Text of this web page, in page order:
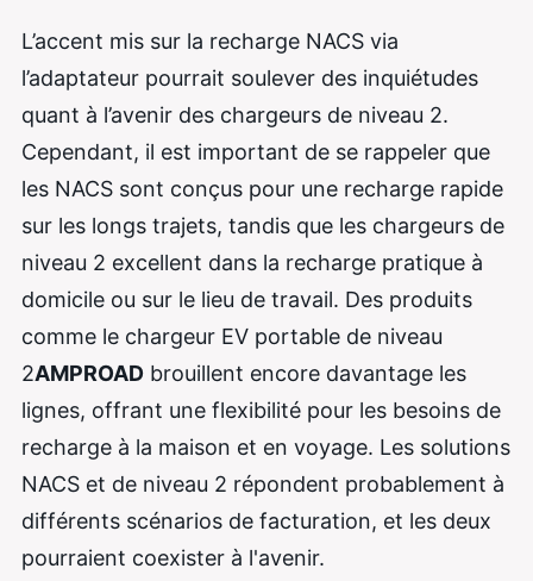
L’accent mis sur la recharge NACS via
l’adaptateur pourrait soulever des inquiétudes
quant à l’avenir des chargeurs de niveau 2.
Cependant, il est important de se rappeler que
les NACS sont conçus pour une recharge rapide
sur les longs trajets, tandis que les chargeurs de
niveau 2 excellent dans la recharge pratique à
domicile ou sur le lieu de travail. Des produits
comme le chargeur EV portable de niveau
2AMPROAD brouillent encore davantage les
lignes, offrant une flexibilité pour les besoins de
recharge à la maison et en voyage. Les solutions
NACS et de niveau 2 répondent probablement à
différents scénarios de facturation, et les deux
pourraient coexister à l'avenir.